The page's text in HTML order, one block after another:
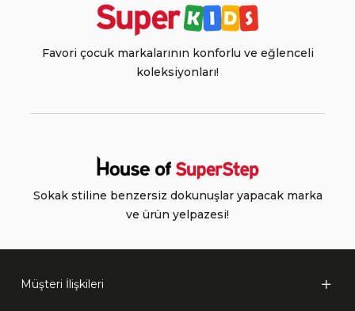
Favori çocuk markalarının konforlu ve eğlenceli
koleksiyonları!
Sokak stiline benzersiz dokunuşlar yapacak marka
ve ürün yelpazesi!
Müşteri İlişkileri